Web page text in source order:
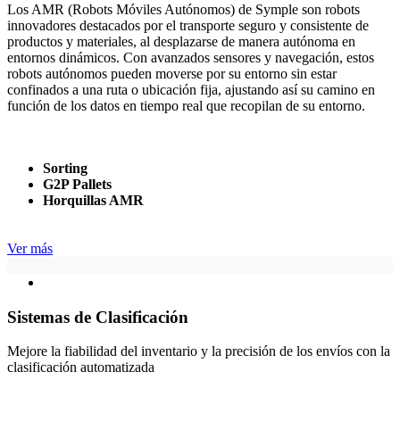
Los AMR (Robots Móviles Autónomos) de Symple son robots
innovadores destacados por el transporte seguro y consistente de
productos y materiales, al desplazarse de manera autónoma en
entornos dinámicos. Con avanzados sensores y navegación, estos
robots autónomos pueden moverse por su entorno sin estar
confinados a una ruta o ubicación fija, ajustando así su camino en
función de los datos en tiempo real que recopilan de su entorno.
Sorting
G2P Pallets
Horquillas AMR
Ver más
Sistemas de Clasificación
Mejore la fiabilidad del inventario y la precisión de los envíos con la
clasificación automatizada